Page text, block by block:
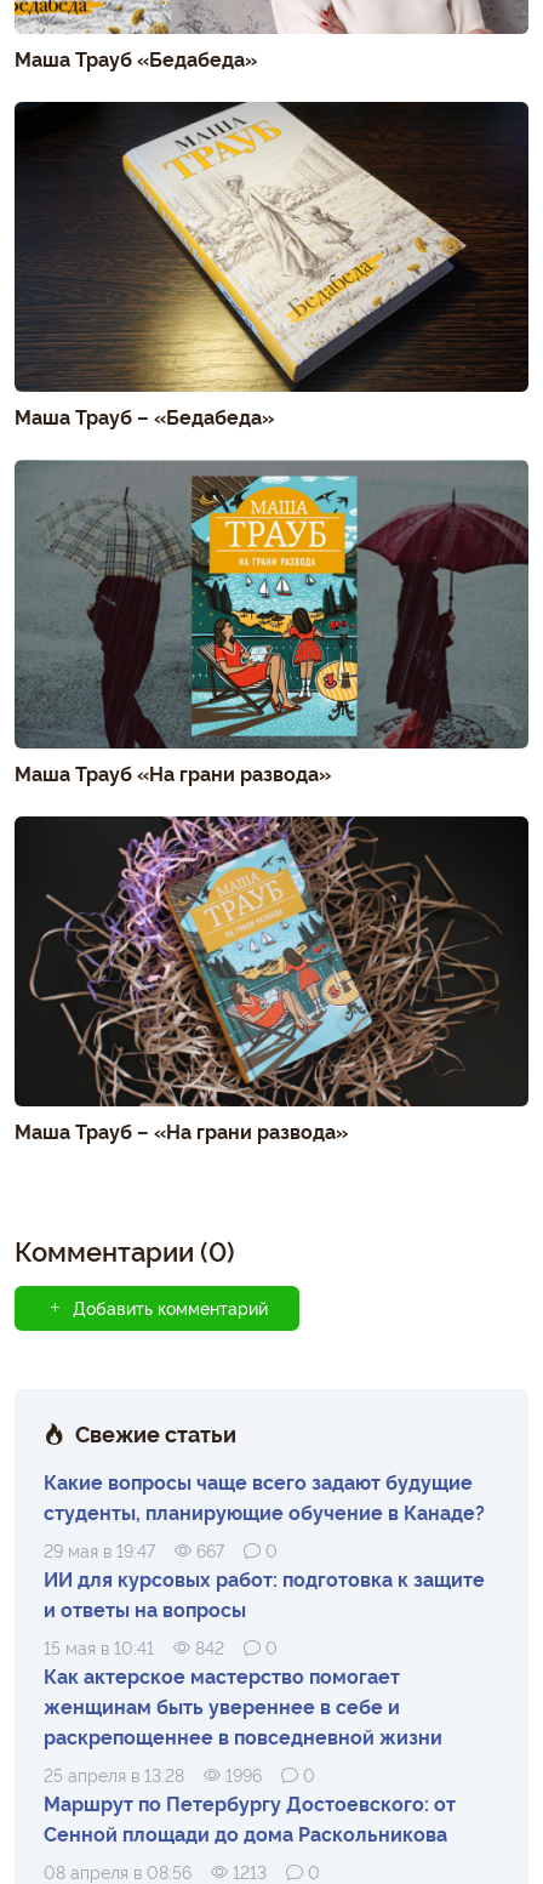
Маша Трауб «Бедабеда»
Маша Трауб – «Бедабеда»
Маша Трауб «На грани развода»
Маша Трауб – «На грани развода»
Комментарии (0)
Добавить комментарий
Свежие статьи
Какие вопросы чаще всего задают будущие
студенты, планирующие обучение в Канаде?
29 мая в 19:47 667 0
ИИ для курсовых работ: подготовка к защите
и ответы на вопросы
15 мая в 10:41 842 0
Как актерское мастерство помогает
женщинам быть увереннее в себе и
раскрепощеннее в повседневной жизни
25 апреля в 13:28 1996 0
Маршрут по Петербургу Достоевского: от
Сенной площади до дома Раскольникова
08 апреля в 08:56 1213 0